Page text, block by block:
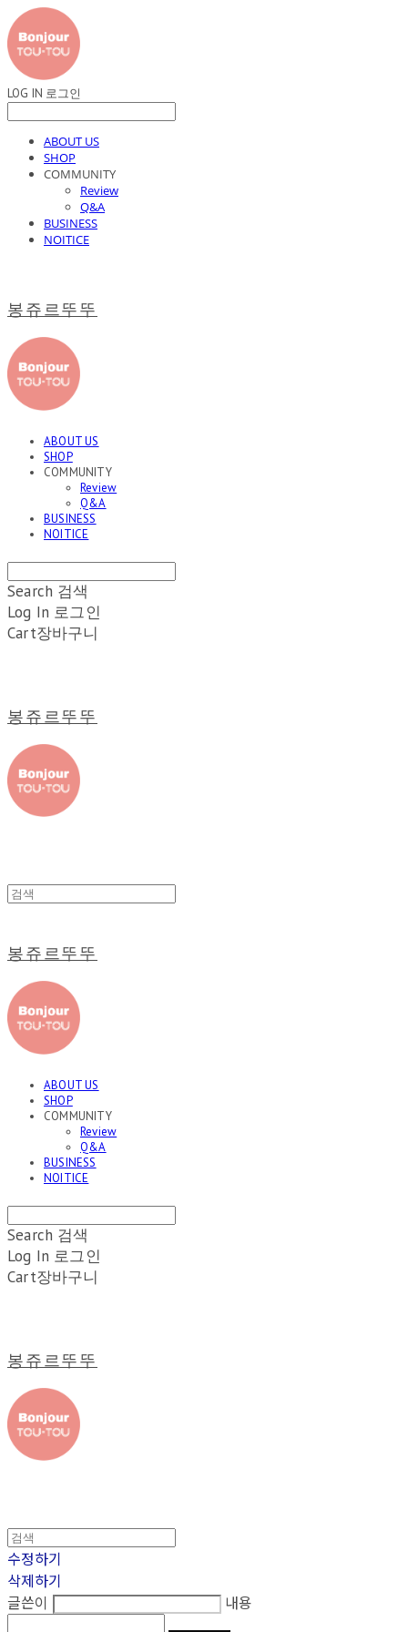
LOG IN 로그인
ABOUT US
SHOP
COMMUNITY
Review
Q&A
BUSINESS
NOITICE
봉쥬르뚜뚜
ABOUT US
SHOP
COMMUNITY
Review
Q&A
BUSINESS
NOITICE
Search 검색
Log In 로그인
Cart장바구니
봉쥬르뚜뚜
봉쥬르뚜뚜
ABOUT US
SHOP
COMMUNITY
Review
Q&A
BUSINESS
NOITICE
Search 검색
Log In 로그인
Cart장바구니
봉쥬르뚜뚜
수정하기
삭제하기
글쓴이
내용